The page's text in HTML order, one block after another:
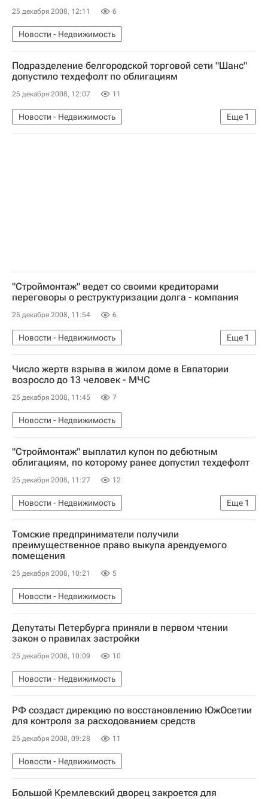
25 декабря 2008, 12:11 6
Новости - Недвижимость
Подразделение белгородской торговой сети "Шанс"
допустило техдефолт по облигациям
25 декабря 2008, 12:07 11
Еще 1
Новости - Недвижимость
Коммерческая недвижимость
"Строймонтаж" ведет со своими кредиторами
переговоры о реструктуризации долга - компания
25 декабря 2008, 11:54 6
Еще 1
Новости - Недвижимость
Коммерческая недвижимость
Число жертв взрыва в жилом доме в Евпатории
возросло до 13 человек - МЧС
25 декабря 2008, 11:45 7
Новости - Недвижимость
"Строймонтаж" выплатил купон по дебютным
облигациям, по которому ранее допустил техдефолт
25 декабря 2008, 11:27 12
Еще 1
Новости - Недвижимость
Коммерческая недвижимость
Томские предприниматели получили
преимущественное право выкупа арендуемого
помещения
25 декабря 2008, 10:21 5
Новости - Недвижимость
Депутаты Петербурга приняли в первом чтении
закон о правилах застройки
25 декабря 2008, 10:09 10
Новости - Недвижимость
РФ создаст дирекцию по восстановлению ЮжОсетии
для контроля за расходованием средств
25 декабря 2008, 09:28 11
Новости - Недвижимость
Большой Кремлевский дворец закроется для